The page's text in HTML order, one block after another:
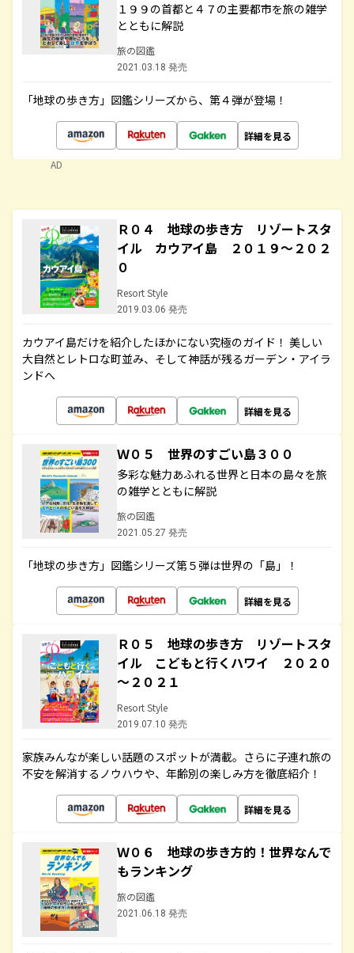
１９９の首都と４７の主要都市を旅の雑学
とともに解説
旅の図鑑
2021.03.18 発売
「地球の歩き方」図鑑シリーズから、第４弾が登場！
詳細を見る
AD
Ｒ０４ 地球の歩き方 リゾートスタ
イル カウアイ島 ２０１９～２０２
０
Resort Style
2019.03.06 発売
カウアイ島だけを紹介したほかにない究極のガイド！ 美しい
大自然とレトロな町並み、そして神話が残るガーデン・アイラ
ンドへ
詳細を見る
Ｗ０５ 世界のすごい島３００
多彩な魅力あふれる世界と日本の島々を旅
の雑学とともに解説
旅の図鑑
2021.05.27 発売
「地球の歩き方」図鑑シリーズ第５弾は世界の「島」！
詳細を見る
Ｒ０５ 地球の歩き方 リゾートスタ
イル こどもと行くハワイ ２０２０
～２０２１
Resort Style
2019.07.10 発売
家族みんなが楽しい話題のスポットが満載。さらに子連れ旅の
不安を解消するノウハウや、年齢別の楽しみ方を徹底紹介！
詳細を見る
Ｗ０６ 地球の歩き方的！世界なんで
もランキング
旅の図鑑
2021.06.18 発売